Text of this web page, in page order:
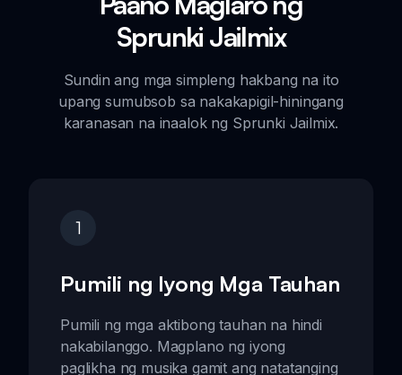
Sprunki Jailmix
Sundin ang mga simpleng hakbang na ito
upang sumubsob sa nakakapigil-hiningang
karanasan na inaalok ng Sprunki Jailmix.
1
Pumili ng Iyong Mga Tauhan
Pumili ng mga aktibong tauhan na hindi
nakabilanggo. Magplano ng iyong
paglikha ng musika gamit ang natatanging